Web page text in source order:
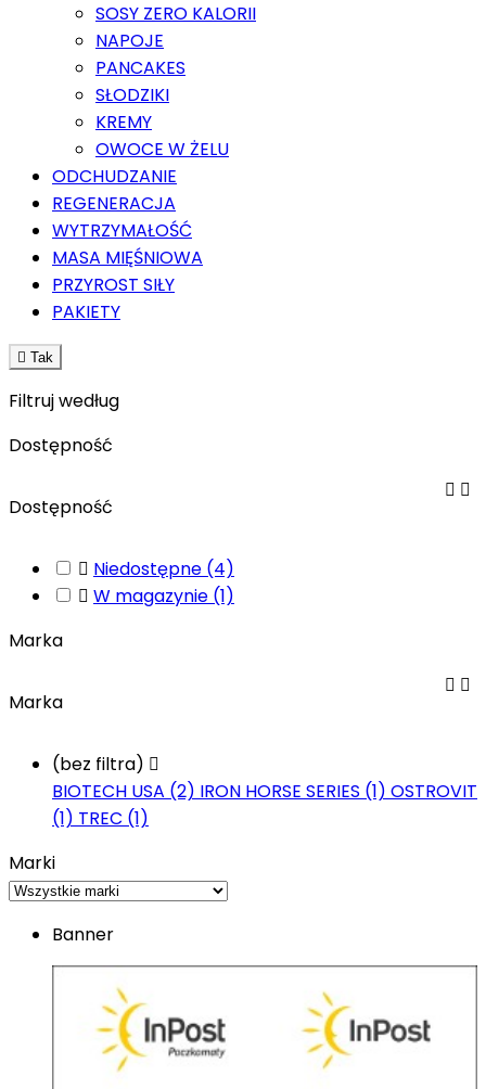
SOSY ZERO KALORII
NAPOJE
PANCAKES
SŁODZIKI
KREMY
OWOCE W ŻELU
ODCHUDZANIE
REGENERACJA
WYTRZYMAŁOŚĆ
MASA MIĘŚNIOWA
PRZYROST SIŁY
PAKIETY
 Tak
Filtruj według
Dostępność
Dostępność
 
 Niedostępne (4)
 W magazynie (1)
Marka
Marka
 
(bez filtra) 
BIOTECH USA (2) IRON HORSE SERIES (1) OSTROVIT
(1) TREC (1)
Marki
Banner